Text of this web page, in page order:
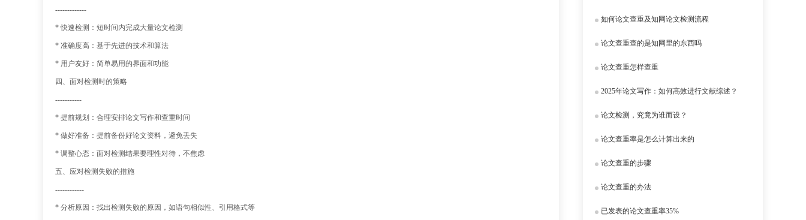
-------------
* 快速检测：短时间内完成大量论文检测
* 准确度高：基于先进的技术和算法
* 用户友好：简单易用的界面和功能
四、面对检测时的策略
-----------
* 提前规划：合理安排论文写作和查重时间
* 做好准备：提前备份好论文资料，避免丢失
* 调整心态：面对检测结果要理性对待，不焦虑
五、应对检测失败的措施
------------
* 分析原因：找出检测失败的原因，如语句相似性、引用格式等
如何论文查重及知网论文检测流程
论文查重查的是知网里的东西吗
论文查重怎样查重
2025年论文写作：如何高效进行文献综述？
论文检测，究竟为谁而设？
论文查重率是怎么计算出来的
论文查重的步骤
论文查重的办法
已发表的论文查重率35%